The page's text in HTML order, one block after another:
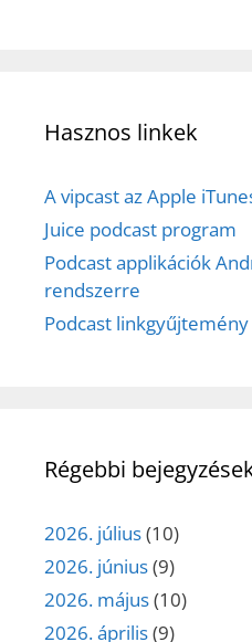
Hasznos linkek
A vipcast az Apple
Juice podcast program
Podcast applikációk
rendszerre
Podcast linkgyűjtemény
Régebbi
2026. július(10)
2026. június(9)
2026. május(10)
2026. április(9)